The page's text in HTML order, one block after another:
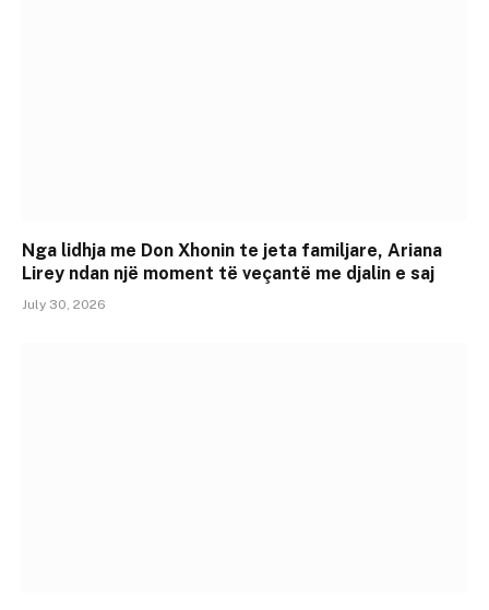
Nga lidhja me Don Xhonin te jeta familjare, Ariana
Lirey ndan një moment të veçantë me djalin e saj
July 30, 2026